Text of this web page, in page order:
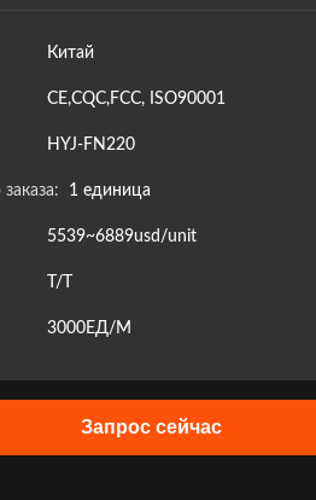
Китай
CE,CQC,FCC, ISO90001
HYJ-FN220
1 единица
5539~6889usd/unit
Т/Т
3000ЕД/М
Запрос сейчас